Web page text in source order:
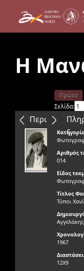
Η
Περιεχόμενα
Πρώτο
Σελίδα:
Επόμενο
ς
Αριθμός
014
Είδος
Τίτλος
Τύποι
1967
12X9